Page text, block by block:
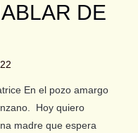
DE
En el pozo amargo
Hoy quiero
madre que espera